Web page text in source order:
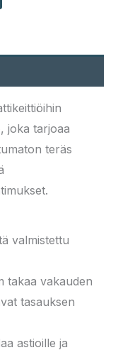
joka tarjoaa
teräs
valmistettu
takaa vakauden
tasauksen
astioille ja